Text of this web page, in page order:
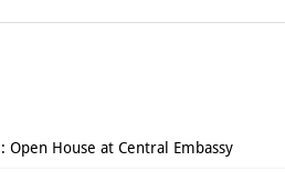
Open House at Central Embassy